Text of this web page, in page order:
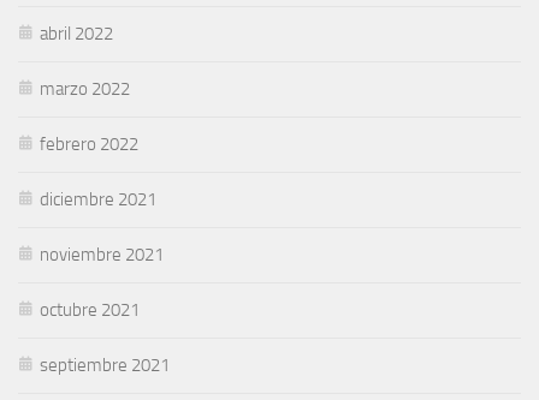
abril 2022
marzo 2022
febrero 2022
diciembre 2021
noviembre 2021
octubre 2021
septiembre 2021